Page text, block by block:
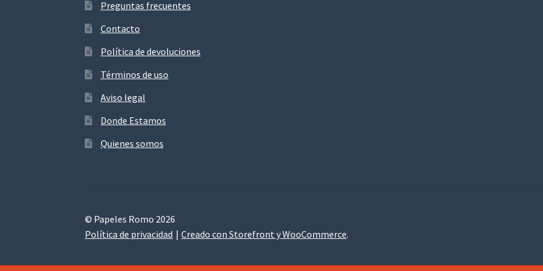
Preguntas frecuentes
Contacto
Política de devoluciones
Términos de uso
Aviso legal
Donde Estamos
Quienes somos
© Papeles Romo 2026
Política de privacidad
Creado con Storefront y WooCommerce.